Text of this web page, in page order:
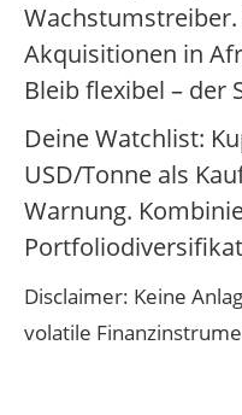
Akquisitionen in
Bleib flexibel – der
Deine Watchlist:
USD/Tonne als
Warnung.
Disclaimer: Keine
volatile